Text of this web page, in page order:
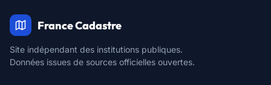
France Cadastre
Site indépendant des institutions publiques.
Données issues de sources officielles ouvertes.